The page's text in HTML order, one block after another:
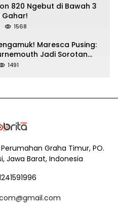
820 Ngebut di Bawah 3
1568
Maresca Pusing:
Jadi Sorotan
1491
Perumahan Graha Timur, PO.
Jawa Barat, Indonesia